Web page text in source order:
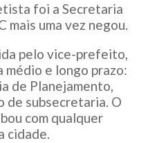
foi a Secretaria
mais uma vez negou.
pelo vice-prefeito,
e longo prazo:
de Planejamento,
de subsecretaria. O
com qualquer
cidade.